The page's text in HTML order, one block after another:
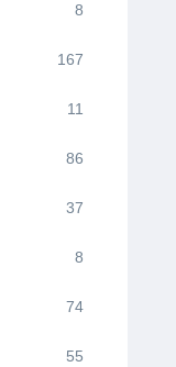
8
167
11
86
37
8
74
55